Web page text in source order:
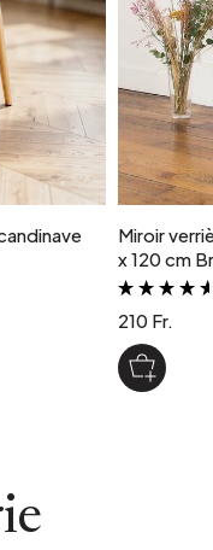
Miroir
x 120 cm
210 Fr.